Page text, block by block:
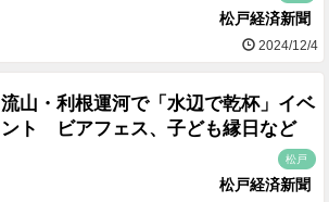
松戸経済新聞
2024/12/4
流山・利根運河で「水辺で乾杯」イベ
ント ビアフェス、子ども縁日など
松戸
松戸経済新聞